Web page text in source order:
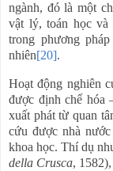
ngành, đó là một
vật lý, toán học và
trong phương
nhiên[20].
Hoạt động nghiên
được định chế hóa
xuất phát từ quan
cứu được nhà
khoa học. Thí dụ
della Crusca,